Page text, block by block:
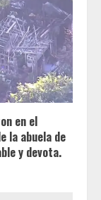
en el
la abuela de
y devota.